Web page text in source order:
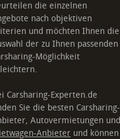
die einzelnen
nach objektiven
und möchten Ihnen die
der zu Ihnen passenden
Möglichkeit
Carsharing-Experten.de
Sie die besten Carsharing-
Autovermietungen und
Anbieter und können